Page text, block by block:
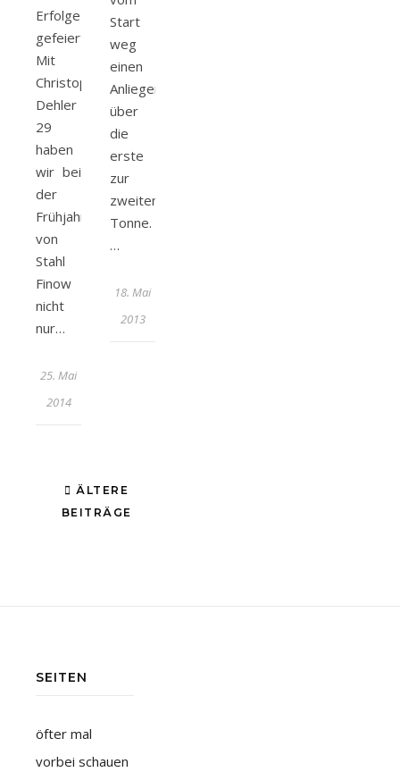
Erfolge
gefeiert.
Mit
Christophers
Dehler
29
haben
wir bei
der
Frühjahrsregatta
von
Stahl
Finow
nicht
nur…
25. Mai
2014
Start
weg
einen
Anlieger
über
die
erste
zur
zweiten
Tonne.
…
18. Mai
2013
ÄLTERE
BEITRÄGE
SEITEN
öfter mal
vorbei schauen